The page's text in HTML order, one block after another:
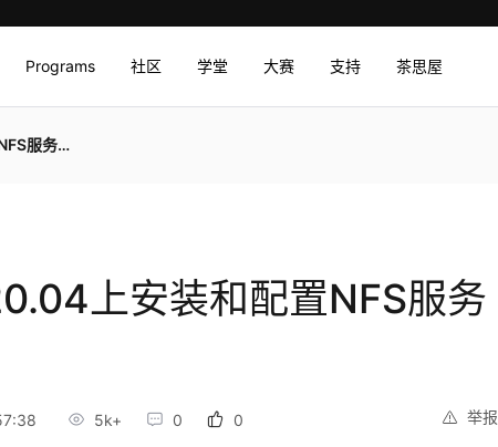
Programs 社区 学堂 大赛 支持 茶思屋
务器？
上安装和配置NFS服务
举报
5k+ 0 0